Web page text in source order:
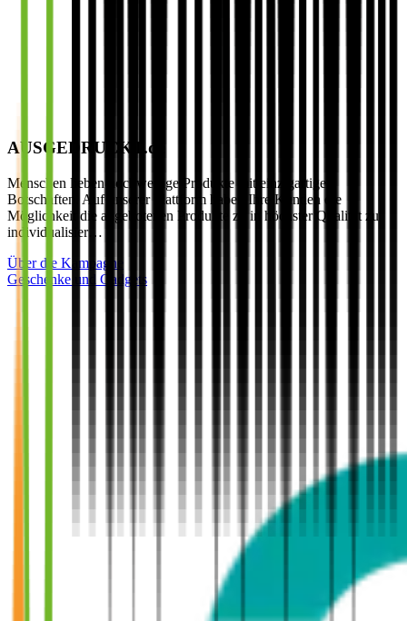
AUSGEDRUCKT.de
Menschen lieben hochwertige Produkte mit einzigartigen
Botschaften. Auf unserer Plattform haben Ihre Kunden die
Möglichkeit die angebotenen Produkte zu in höchster Qualität zu
individualisier…
Über die Kampagne
Geschenke und Gadgets